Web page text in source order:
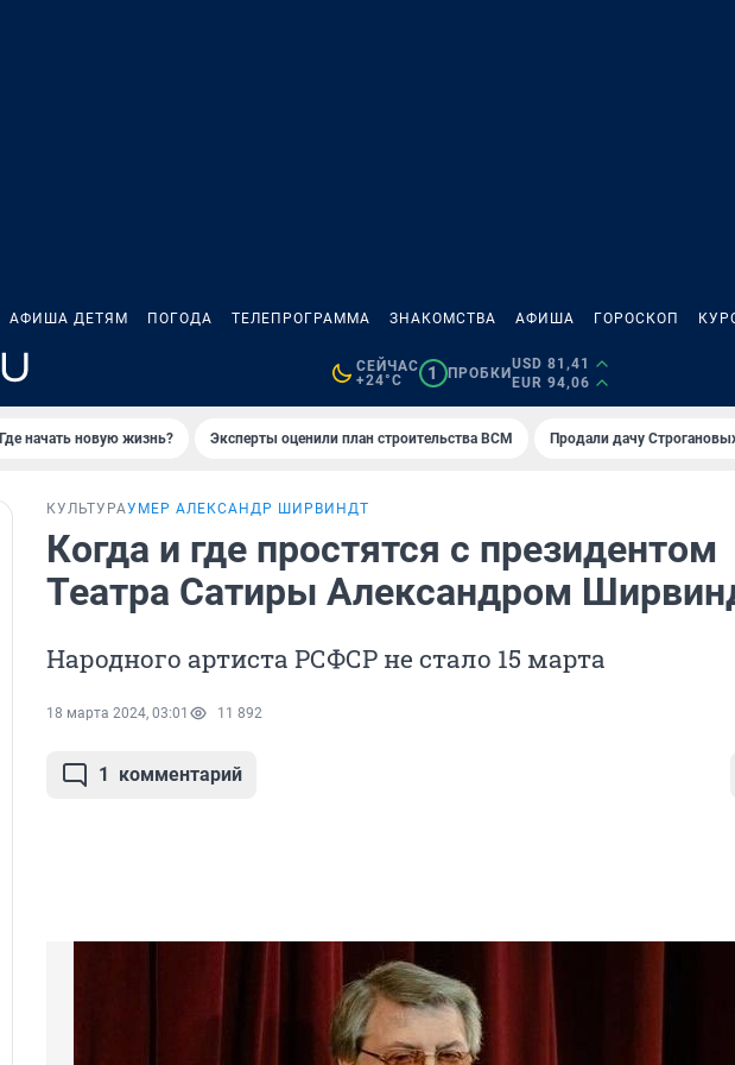
АФИША ДЕТЯМ ПОГОДА ТЕЛЕПРОГРАММА ЗНАКОМСТВА АФИША ГОРОСКОП
СЕЙЧАС
+24°C
1 ПРОБКИ
USD 81,41
EUR 94,06
Где начать новую жизнь? Эксперты оценили план строительства ВСМ Продали дачу
КУЛЬТУРАУМЕР АЛЕКСАНДР ШИРВИНДТ
Когда и где простятся с президентом
Театра Сатиры Александром
Народного артиста РСФСР не стало 15 марта
18 марта 2024, 03:01 11 892
1 комментарий